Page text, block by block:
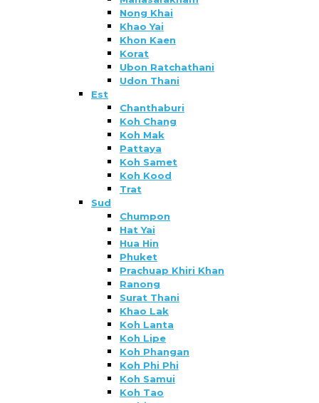
Nong Khai
Khao Yai
Khon Kaen
Korat
Ubon Ratchathani
Udon Thani
Est
Chanthaburi
Koh Chang
Koh Mak
Pattaya
Koh Samet
Koh Kood
Trat
Sud
Chumpon
Hat Yai
Hua Hin
Phuket
Prachuap Khiri Khan
Ranong
Surat Thani
Khao Lak
Koh Lanta
Koh Lipe
Koh Phangan
Koh Phi Phi
Koh Samui
Koh Tao